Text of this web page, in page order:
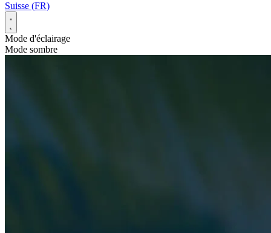
Suisse (FR)
Mode d'éclairage
Mode sombre